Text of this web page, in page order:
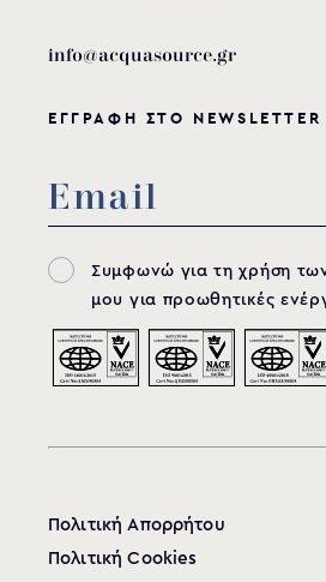
info@acquasource.gr
ΕΓΓΡΑΦΗ ΣΤΟ
Συμφωνώ για τη χρήση
μου για προωθητικές
Πολιτική Απορρήτου
Πολιτική Cookies